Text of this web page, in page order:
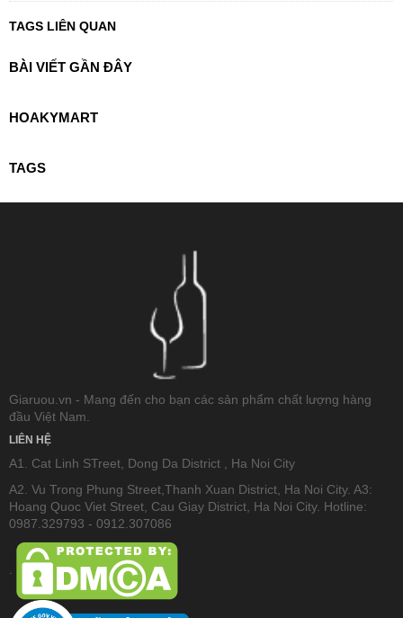
TAGS LIÊN QUAN
BÀI VIẾT GẦN ĐÂY
HOAKYMART
TAGS
Giaruou.vn - Mang đến cho bạn các sản phẩm chất lượng hàng
đầu Việt Nam.
LIÊN HỆ
A1. Cat Linh STreet, Dong Da District , Ha Noi City
A2. Vu Trong Phung Street,Thanh Xuan District, Ha Noi City. A3:
Hoang Quoc Viet Street, Cau Giay District, Ha Noi City. Hotline:
0987.329793 - 0912.307086
.